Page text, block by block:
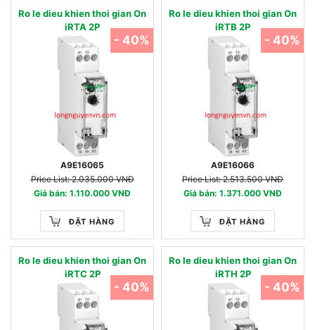
Ro le dieu khien thoi gian On
iRTA 2P
A9E16065
Price List: 2.035.000 VNĐ
Giá bán: 1.110.000 VNĐ
ĐẶT HÀNG
- 40%
Ro le dieu khien thoi gian On
iRTB 2P
A9E16066
Price List: 2.513.500 VNĐ
Giá bán: 1.371.000 VNĐ
ĐẶT HÀNG
- 40%
Ro le dieu khien thoi gian On
iRTC 2P
- 40%
Ro le dieu khien thoi gian On
iRTH 2P
- 40%